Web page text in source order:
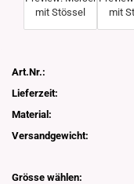
Art.Nr.:
Lieferzeit:
Material:
Versandgewicht:
Grösse wählen: